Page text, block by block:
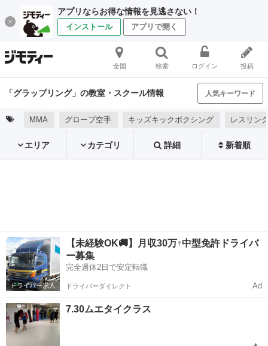
アプリならお得な情報を見逃さない！
インストール アプリで開く
全国 検索 ログイン 投稿
「グラップリング」の教室・スクール情報 人気キーワード
MMA グローブ空手 キッズキックボクシング レスリン
エリア カテゴリ 詳細 新着順
【未経験OK🚚】月収30万↑中型免許ドライバ
ー募集
完全週休2日で安定転職
ドライバーダイレクト Ad
7.30ムエタイクラス